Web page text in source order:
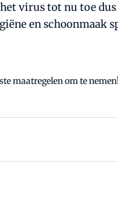
virus tot nu toe
en schoonmaak
maatregelen om te